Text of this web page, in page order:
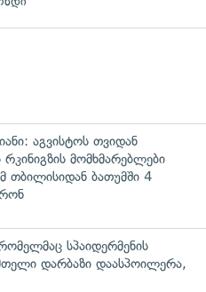
აგვისტოს თვიდან
მომხმარებლები
თბილისიდან ბათუმში 4
სპაიდერმენის
დარბაზი დაასპოილერა,